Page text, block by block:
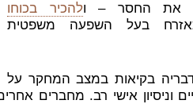
את החסר – ולהכיר בכוחו
בעל השפעה משפטית
בקיאות במצב המחקר על
וניסיון אישי רב. מחברים